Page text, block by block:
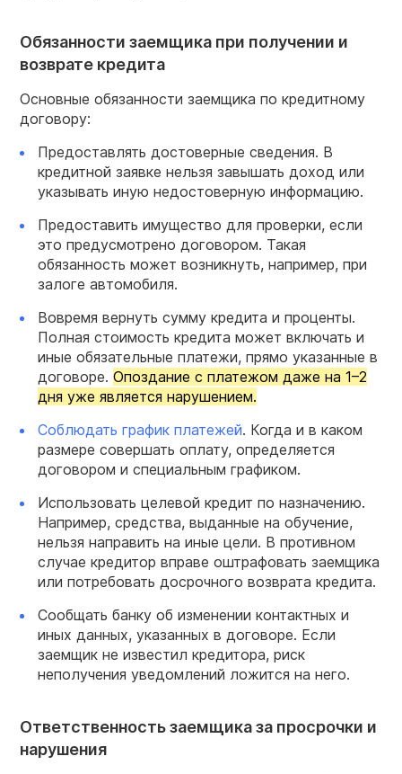
Обязанности заемщика при получении и
возврате кредита
Основные обязанности заемщика по кредитному
договору:
Предоставлять достоверные сведения. В
кредитной заявке нельзя завышать доход или
указывать иную недостоверную информацию.
Предоставить имущество для проверки, если
это предусмотрено договором. Такая
обязанность может возникнуть, например, при
залоге автомобиля.
Вовремя вернуть сумму кредита и проценты.
Полная стоимость кредита может включать и
иные обязательные платежи, прямо указанные в
договоре. Опоздание с платежом даже на 1–2
дня уже является нарушением.
Соблюдать график платежей. Когда и в каком
размере совершать оплату, определяется
договором и специальным графиком.
Использовать целевой кредит по назначению.
Например, средства, выданные на обучение,
нельзя направить на иные цели. В противном
случае кредитор вправе оштрафовать заемщика
или потребовать досрочного возврата кредита.
Сообщать банку об изменении контактных и
иных данных, указанных в договоре. Если
заемщик не известил кредитора, риск
неполучения уведомлений ложится на него.
Ответственность заемщика за просрочки и
нарушения